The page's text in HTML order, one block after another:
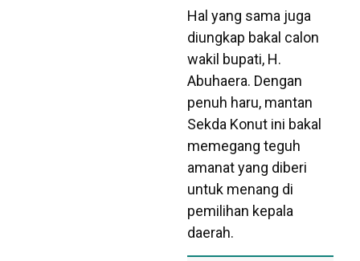
Hal yang sama juga
diungkap bakal calon
wakil bupati, H.
Abuhaera. Dengan
penuh haru, mantan
Sekda Konut ini bakal
memegang teguh
amanat yang diberi
untuk menang di
pemilihan kepala
daerah.